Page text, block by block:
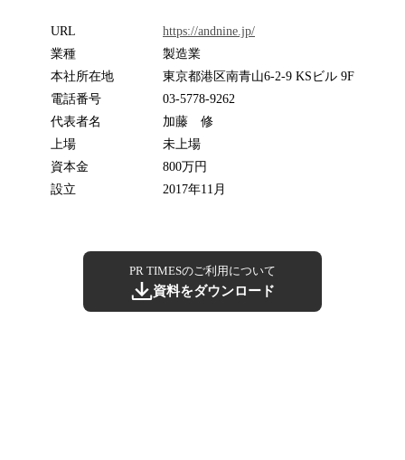
URL
https://andnine.jp/
業種
製造業
本社所在地
東京都港区南青山6-2-9 KSビル 9F
電話番号
03-5778-9262
代表者名
加藤 修
上場
未上場
資本金
800万円
設立
2017年11月
PR TIMESのご利用について
資料をダウンロード